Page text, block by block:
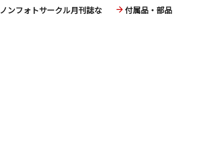
ンフォトサークル月刊誌な 付属品・部品